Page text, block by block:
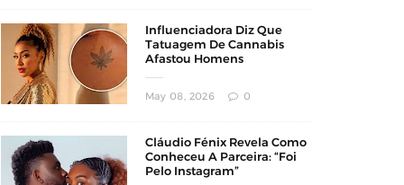
Influenciadora Diz Que
Tatuagem De Cannabis
Afastou Homens
May 08, 2026 0
Cláudio Fénix Revela Como
Conheceu A Parceira: “Foi
Pelo Instagram”